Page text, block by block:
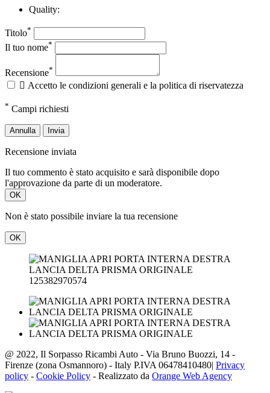
Quality:
Titolo*
Il tuo nome*
Recensione*
 Accetto le condizioni generali e la politica di riservatezza
* Campi richiesti
Annulla Invia
Recensione inviata
Il tuo commento è stato acquisito e sarà disponibile dopo
l'approvazione da parte di un moderatore.
OK
Non è stato possibile inviare la tua recensione
OK
125382970574
@ 2022, Il Sorpasso Ricambi Auto - Via Bruno Buozzi, 14 -
Firenze (zona Osmannoro) - Italy P.IVA 06478410480| Privacy
policy - Cookie Policy - Realizzato da Orange Web Agency